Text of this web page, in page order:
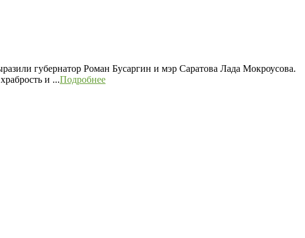
губернатор Роман Бусаргин и мэр Саратова Лада Мокроусова.
и ...Подробнее